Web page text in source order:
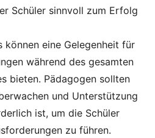
Schüler sinnvoll zum Erfolg
können eine Gelegenheit für
während des gesamten
bieten. Pädagogen sollten
und Unterstützung
ist, um die Schüler
zu führen.